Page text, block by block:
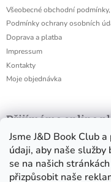
Jsme J&D Book Club
údaji, aby naše služby
se na našich
přizpůsobit naše
Všeobecné obchodní
Podmínky ochrany osobních
Doprava a platba
Impressum
Kontakty
Moje objednávka
Přijímáme online